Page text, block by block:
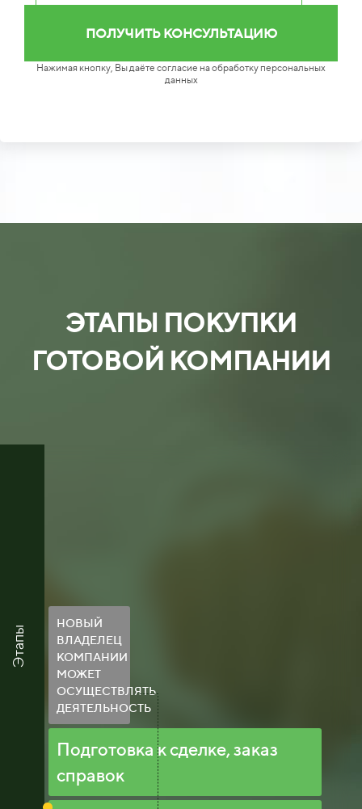
Нажимая кнопку, Вы даёте согласие на обработку персональных
данных
ЭТАПЫ ПОКУПКИ
ГОТОВОЙ КОМПАНИИ
Этапы
НОВЫЙ
ВЛАДЕЛЕЦ
КОМПАНИИ
МОЖЕТ
ОСУЩЕСТВЛЯТЬ
ДЕЯТЕЛЬНОСТЬ
Подготовка к сделке, заказ
справок